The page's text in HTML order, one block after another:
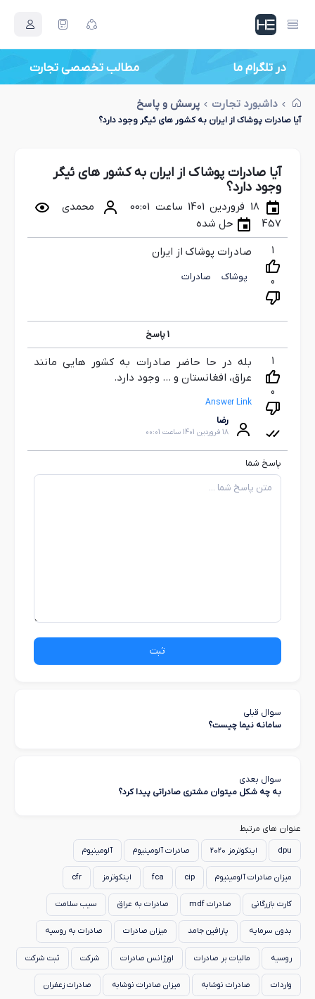
در تلگرام ما
داشبورد تجارت پرسش و پاسخ
آیا صادرات پوشاک از ایران به کشور های ئیگر وجود دارد؟
آیا صادرات پوشاک از ایران به کشور های ئیگر
وجود دارد؟
18 فروردین 1401 ساعت 00:01
محمدی
457
حل شده
1
0
صادرات پوشاک از ایران
پوشاک صادرات
1پاسخ
1
0
بله در حا حاضر صادرات به کشور هایی مانند
عراق، افغانستان و ... وجود دارد.
Answer Link
رضا
18 فروردین 1401 ساعت 00:01
پاسخ شما
ثبت
سوال قبلی
سامانه نیما چیست؟
سوال بعدی
به چه شکل میتوان مشتری صادراتی پیدا کرد؟
عنوان های مرتبط
dpu اینکوترمز 2020 صادرات آلومینیوم آلومینیوم
میزان صادرات آلومینیوم cip
fca اینکوترمز cfr
کارت بازرگانی صادرات mdf صادرات به عراق سیب سلامت
بدون سرمایه پارافین جامد میزان صادرات صادرات به روسیه
روسیه مالیات بر صادرات اورژانس صادرات شرکت ثبت شرکت
واردات صادرات نوشابه میزان صادرات نوشابه صادرات زعفران